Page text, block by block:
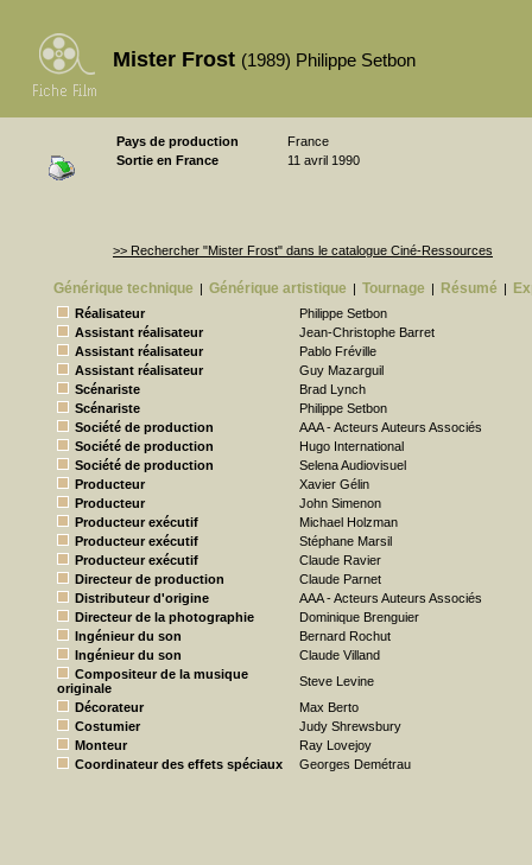
Mister Frost (1989) Philippe Setbon
Pays de production
France
Sortie en France
11 avril 1990
>> Rechercher "Mister Frost" dans le catalogue Ciné-Ressources
Générique technique | Générique artistique | Tournage | Résumé |
Réalisateur
Philippe Setbon
Assistant réalisateur
Jean-Christophe Barret
Assistant réalisateur
Pablo Fréville
Assistant réalisateur
Guy Mazarguil
Scénariste
Brad Lynch
Scénariste
Philippe Setbon
Société de production
AAA - Acteurs Auteurs Associés
Société de production
Hugo International
Société de production
Selena Audiovisuel
Producteur
Xavier Gélin
Producteur
John Simenon
Producteur exécutif
Michael Holzman
Producteur exécutif
Stéphane Marsil
Producteur exécutif
Claude Ravier
Directeur de production
Claude Parnet
Distributeur d'origine
AAA - Acteurs Auteurs Associés
Directeur de la photographie
Dominique Brenguier
Ingénieur du son
Bernard Rochut
Ingénieur du son
Claude Villand
Compositeur de la musique
originale
Steve Levine
Décorateur
Max Berto
Costumier
Judy Shrewsbury
Monteur
Ray Lovejoy
Coordinateur des effets spéciaux
Georges Demétrau